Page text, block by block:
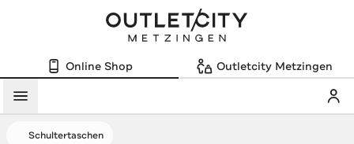
Online Shop Outletcity Metzingen
Menü
Schultertaschen